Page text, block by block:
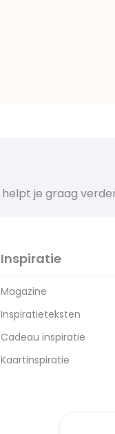
helpt je graag
Inspiratie
Magazine
Inspiratieteksten
Cadeau inspiratie
Kaartinspiratie